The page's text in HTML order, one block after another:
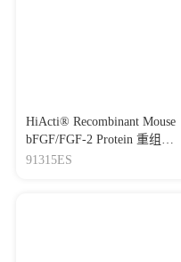
HiActi® Recombinant Mouse
bFGF/FGF-2 Protein 重组小
鼠碱性成纤维细胞生长因子
91315ES